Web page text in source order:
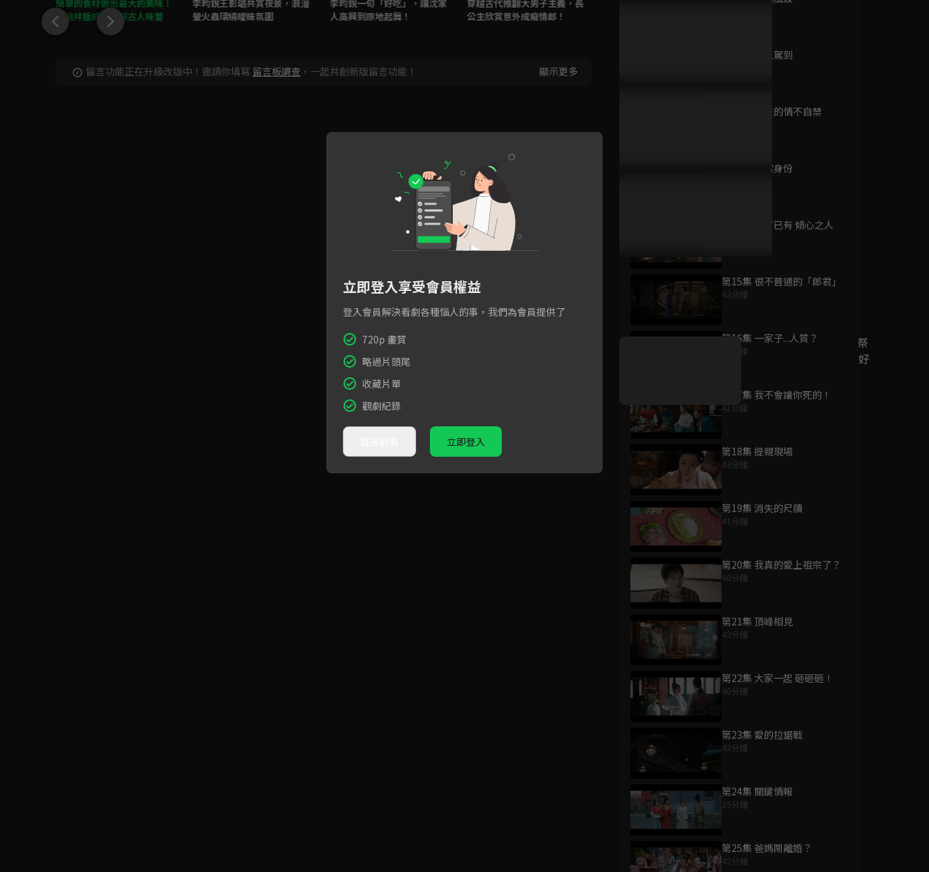
第11集 女鬼駕到
第12集 酒後的情不自禁
第13集 真實身份
第14集 在下已有 傾心之人
第15集 很不普通的「郎君」
42分鐘
第16集 一家子...人質？
40分鐘
第17集 我不會讓你死的！
41分鐘
第18集 提親現場
43分鐘
第19集 消失的尺牘
41分鐘
第20集 我真的愛上祖宗了？
40分鐘
第21集 頂峰相見
43分鐘
第22集 大家一起 砸砸砸！
40分鐘
第23集 愛的拉鋸戰
42分鐘
第24集 關鍵情報
39分鐘
第25集 爸媽鬧離婚？
42分鐘
簡單的食材做出最大的美味！
豬油拌飯成功征服古人味蕾
李昀銳王影璐共賞夜景，浪漫
螢火蟲環繞曖昧氛圍
李昀銳一句「好吃」，讓沈家
人高興到原地起舞！
穿越古代推翻大男子主義，長
公主欣賞意外成癡情郎！
暴打負心漢檸檬茶！清新又解
留言功能正在升級改版中！邀請你填寫 留言板調查 ，一起共創新版留言功能！ 顯示更多
花開物語
已完結 / 共 24 集
超人力霸王銀河S
好康資訊
7/21-8/20，盛夏追劇祭
升級VIP最優惠！獨家好
7月21日-8月20日
立即登入享受會員權益
登入會員解決看劇各種惱人的事，我們為會員提供了
720p 畫質
略過片頭尾
收藏片單
觀劇紀錄
立即登入